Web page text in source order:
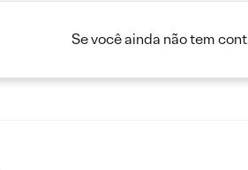
Se você ainda não tem